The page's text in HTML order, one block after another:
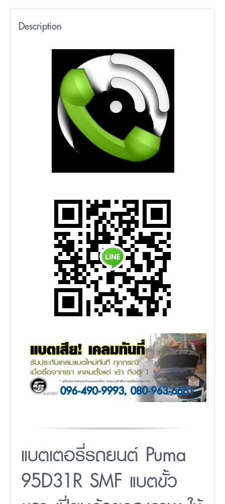
Description
แบตเตอรี่รถยนต์ Puma
95D31R SMF แบตขั้ว